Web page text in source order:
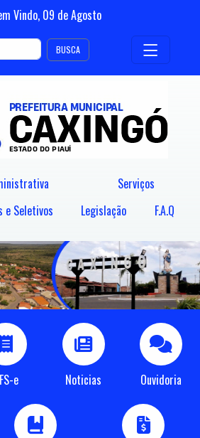
Vindo, 09 deAgosto
BUSCA
Serviços
e Seletivos
Legislação F.A.Q
e Noticias Ouvidoria